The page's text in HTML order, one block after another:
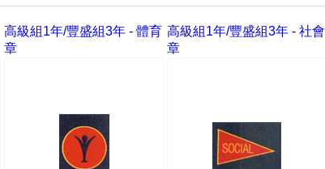
高級組1年/豐盛組3年 - 體育
章
高級組1年/豐盛組3年 - 社會
章